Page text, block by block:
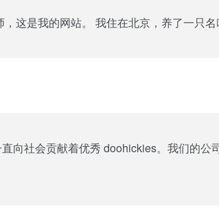
这是我的网站。 我住在北京，养了一只
向社会贡献着优秀 doohickies。我们的